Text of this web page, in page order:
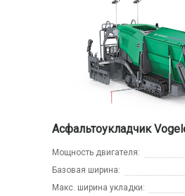
Асфальтоукладчик
Мощность двигателя:
Базовая ширина:
Макс. ширина укладки: